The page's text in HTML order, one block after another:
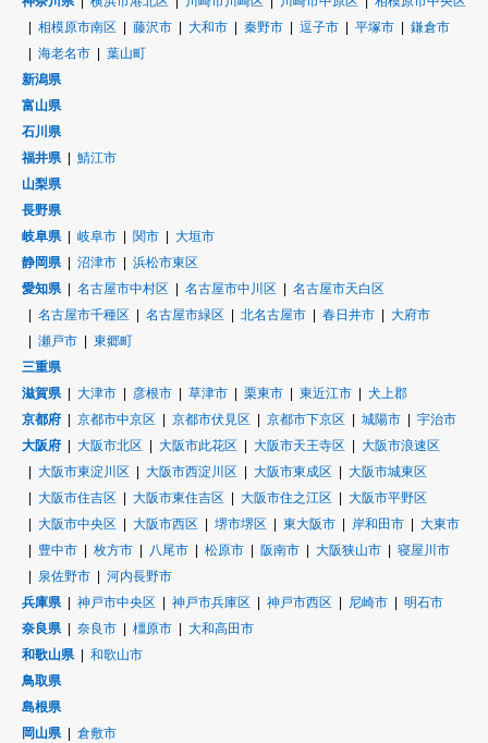
相模原市南区
藤沢市 大和市 秦野市 逗子市 平塚市
鎌倉市
海老名市
葉山町
新潟県
富山県
石川県
福井県
鯖江市
山梨県
長野県
岐阜県
岐阜市 関市
大垣市
静岡県
沼津市
浜松市東区
愛知県
名古屋市中村区 名古屋市中川区
名古屋市天白区
名古屋市千種区
名古屋市緑区 北名古屋市 春日井市
大府市
瀬戸市
東郷町
三重県
滋賀県
大津市 彦根市 草津市 栗東市 東近江市
犬上郡
京都府
京都市中京区 京都市伏見区 京都市下京区 城陽市
宇治市
大阪府
大阪市北区 大阪市此花区 大阪市天王寺区
大阪市浪速区
大阪市東淀川区
大阪市西淀川区 大阪市東成区
大阪市城東区
大阪市住吉区
大阪市東住吉区 大阪市住之江区
大阪市平野区
大阪市中央区
大阪市西区 堺市堺区 東大阪市 岸和田市
大東市
豊中市
枚方市 八尾市 松原市 阪南市 大阪狭山市
寝屋川市
泉佐野市
河内長野市
兵庫県
神戸市中央区 神戸市兵庫区 神戸市西区 尼崎市
明石市
奈良県
奈良市 橿原市
大和高田市
和歌山県
和歌山市
鳥取県
島根県
岡山県
倉敷市